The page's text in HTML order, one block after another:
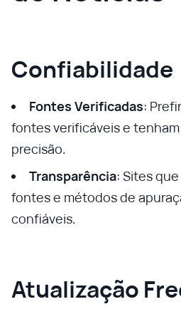
Confiabilidade
Fontes Verificadas:
fontes verificáveis e
precisão.
Transparência: Sites
fontes e métodos de
confiáveis.
Atualização